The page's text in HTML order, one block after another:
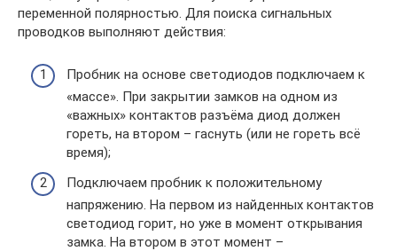
переменной полярностью. Для поиска сигнальных
проводков выполняют действия:
Пробник на основе светодиодов подключаем к
«массе». При закрытии замков на одном из
«важных» контактов разъёма диод должен
гореть, на втором – гаснуть (или не гореть всё
время);
Подключаем пробник к положительному
напряжению. На первом из найденных контактов
светодиод горит, но уже в момент открывания
замка. На втором в этот момент –